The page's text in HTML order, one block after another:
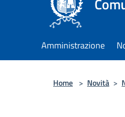
Amministrazione
Home > Novità >